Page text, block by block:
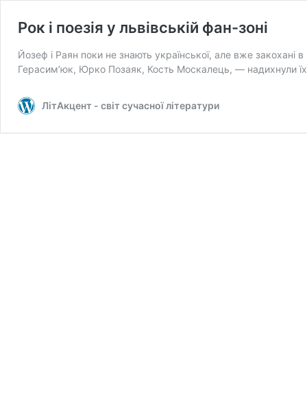
Рок і поезія у львівській фан-зоні
Йозеф і Раян поки не знають української, але вже
Герасим’юк, Юрко Позаяк, Кость Москалець, — надихнули
ЛітАкцент - світ сучасної літератури